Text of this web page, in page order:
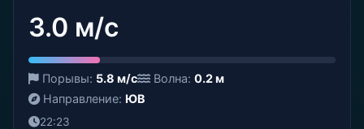
3.0 м/с
Порывы: 5.8 м/с Волна: 0.2 м
Направление: ЮВ
22:23